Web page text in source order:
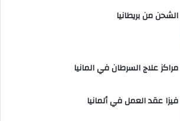
الشحن من بريطانيا
مراكز علاج السرطان في المانيا
فيزا عقد العمل في ألمانيا